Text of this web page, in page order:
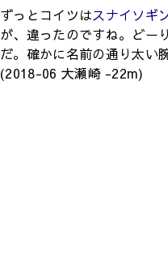
ずっとコイツはスナイソギ
が、違ったのですね。どー
だ。確かに名前の通り太い
(2018-06 大瀬崎 -22m)